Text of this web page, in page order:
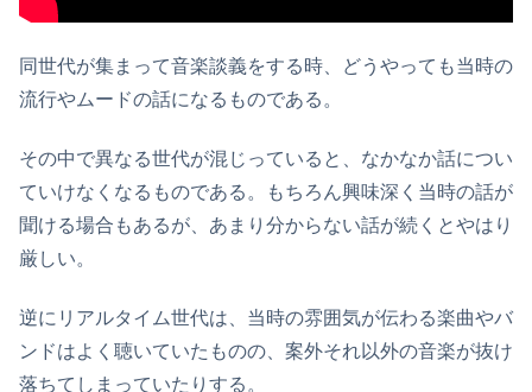
同世代が集まって音楽談義をする時、どうやっても当時の
流行やムードの話になるものである。
その中で異なる世代が混じっていると、なかなか話につい
ていけなくなるものである。もちろん興味深く当時の話が
聞ける場合もあるが、あまり分からない話が続くとやはり
厳しい。
逆にリアルタイム世代は、当時の雰囲気が伝わる楽曲やバ
ンドはよく聴いていたものの、案外それ以外の音楽が抜け
落ちてしまっていたりする。